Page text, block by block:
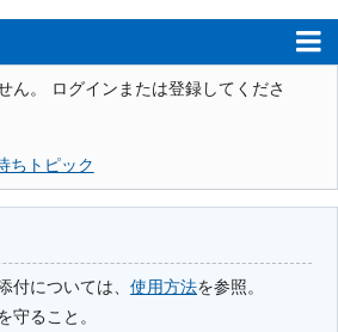
ん。
ログインまたは登録してくださ
ちトピック
付については、 使用方法を参照。
守ること。